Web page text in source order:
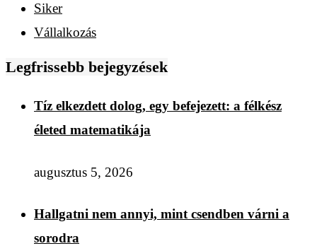
Siker
Vállalkozás
Legfrissebb bejegyzések
Tíz elkezdett dolog, egy befejezett: a félkész
életed matematikája
augusztus 5, 2026
Hallgatni nem annyi, mint csendben várni a
sorodra